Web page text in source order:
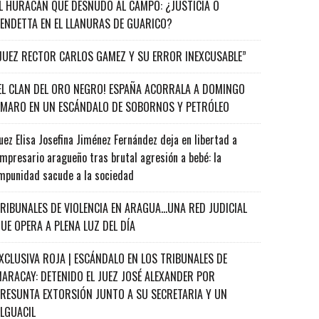
HURACÁN QUE DESNUDÓ AL CAMPO: ¿JUSTICIA O
EN EL LLANURAS DE GUARICO?
RECTOR CARLOS GAMEZ Y SU ERROR INEXCUSABLE”
CLAN DEL ORO NEGRO! ESPAÑA ACORRALA A DOMINGO
EN UN ESCÁNDALO DE SOBORNOS Y PETRÓLEO
Elisa Josefina Jiménez Fernández deja en libertad a
aragueño tras brutal agresión a bebé: la
sacude a la sociedad
DE VIOLENCIA EN ARAGUA…UNA RED JUDICIAL
OPERA A PLENA LUZ DEL DÍA
ROJA | ESCÁNDALO EN LOS TRIBUNALES DE
DETENIDO EL JUEZ JOSÉ ALEXANDER POR
EXTORSIÓN JUNTO A SU SECRETARIA Y UN